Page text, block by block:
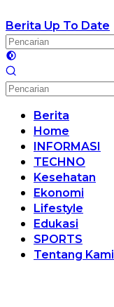
Berita Up To Date
Berita
Home
INFORMASI
TECHNO
Kesehatan
Ekonomi
Lifestyle
Edukasi
SPORTS
Tentang Kami